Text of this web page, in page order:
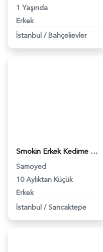
1 Yaşında
Erkek
İstanbul / Bahçelievler
Smokin Erkek Kedime Eş Arıyorum - 2864
Samoyed
10 Aylıktan Küçük
Erkek
İstanbul / Sancaktepe